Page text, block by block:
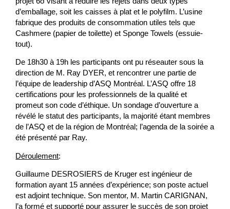
d’emballage, soit les caisses à plat et le polyfilm. L’usine
fabrique des produits de consommation utiles tels que
Cashmere (papier de toilette) et Sponge Towels (essuie-
tout).
De 18h30 à 19h les participants ont pu réseauter sous la
direction de M. Ray DYER, et rencontrer une partie de
l’équipe de leadership d’ASQ Montréal. L’ASQ offre 18
certifications pour les professionnels de la qualité et
promeut son code d’éthique. Un sondage d’ouverture a
révélé le statut des participants, la majorité étant membres
de l’ASQ et de la région de Montréal; l’agenda de la soirée a
été présenté par Ray.
Déroulement:
Guillaume DESROSIERS de Kruger est ingénieur de
formation ayant 15 années d’expérience; son poste actuel
est adjoint technique. Son mentor, M. Martin CARIGNAN,
l’a formé et supporté pour assurer le succès de son projet